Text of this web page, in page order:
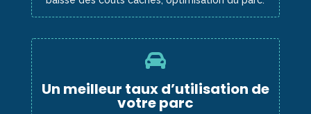

Un meilleur taux d’utilisation de
votre parc